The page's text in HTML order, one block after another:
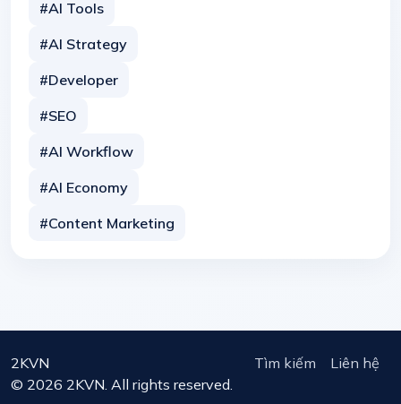
#AI Tools
#AI Strategy
#Developer
#SEO
#AI Workflow
#AI Economy
#Content Marketing
2KVN Tìm kiếm
Liên hệ
© 2026 2KVN. All rights reserved.